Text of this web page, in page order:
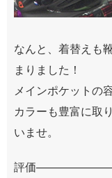
なんと、着替えも
まりました！
メインポケットの
カラーも豊富に取
いませ。
評価